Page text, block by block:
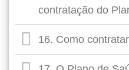
contratação do
16. Como